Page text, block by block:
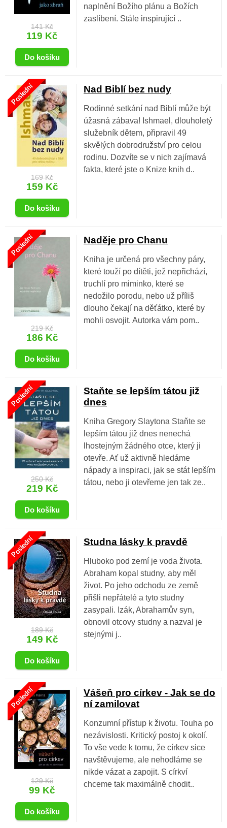
141 Kč
119 Kč
naplnění Božího plánu a Božích
zaslíbení. Stále inspirující ..
Poslední
169 Kč
159 Kč
Nad Biblí bez nudy
Rodinné setkání nad Biblí může být
úžasná zábava! Ishmael, dlouholetý
služebník dětem, připravil 49
skvělých dobrodružství pro celou
rodinu. Dozvíte se v nich zajímavá
fakta, které jste o Knize knih d..
Poslední
219 Kč
186 Kč
Naděje pro Chanu
Kniha je určená pro všechny páry,
které touží po dítěti, jež nepřichází,
truchlí pro miminko, které se
nedožilo porodu, nebo už příliš
dlouho čekají na děťátko, které by
mohli osvojit. Autorka vám pom..
Poslední
250 Kč
219 Kč
Staňte se lepším tátou již
dnes
Kniha Gregory Slaytona Staňte se
lepším tátou již dnes nenechá
lhostejným žádného otce, který ji
otevře. Ať už aktivně hledáme
nápady a inspiraci, jak se stát lepším
tátou, nebo ji otevřeme jen tak ze..
Poslední
189 Kč
149 Kč
Studna lásky k pravdě
Hluboko pod zemí je voda života.
Abraham kopal studny, aby měl
život. Po jeho odchodu ze země
přišli nepřátelé a tyto studny
zasypali. Izák, Abrahamův syn,
obnovil otcovy studny a nazval je
stejnými j..
Poslední
129 Kč
99 Kč
Vášeň pro církev - Jak se do
ní zamilovat
Konzumní přístup k životu. Touha po
nezávislosti. Kritický postoj k okolí.
To vše vede k tomu, že církev sice
navštěvujeme, ale nehodláme se
nikde vázat a zapojit. S církví
chceme tak maximálně chodit..